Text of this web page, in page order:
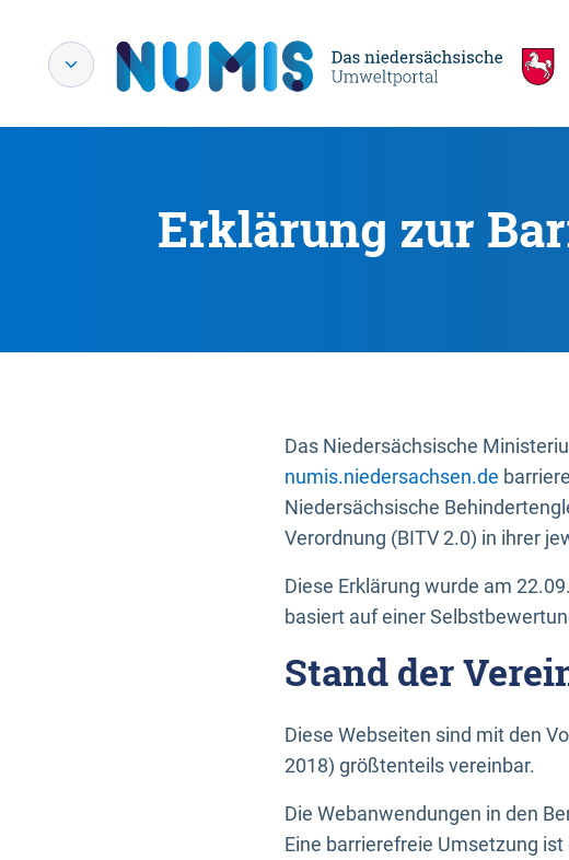
Erklärung zur
Das Niedersächsische
numis.niedersachsen.de
Niedersächsische
Verordnung (BITV 2.0) in ihrer
Diese Erklärung wurde am
basiert auf einer
Stand der
Diese Webseiten sind mit den
2018) größtenteils vereinbar.
Die Webanwendungen in den
Eine barrierefreie Umsetzung